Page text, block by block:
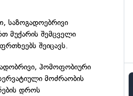
საზოგადოებრივი
მუქარის შემცველი
შეიცავს.
ჰომოფობიური
მოძრაობის
დროს